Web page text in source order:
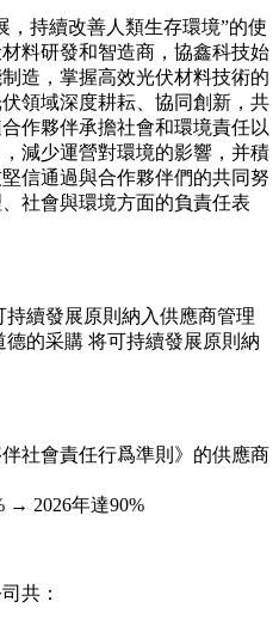
，持續改善人類生存環境”的使
料研發和智造商，協鑫科技始
造，掌握高效光伏材料技術的
領域深度耕耘、協同創新，共
作夥伴承擔社會和環境責任以
減少運營對環境的影響，并積
信通過與合作夥伴們的共同努
社會與環境方面的負責任表
持續發展原則納入供應商管理
德的采購 将可持續發展原則納
社會責任行爲準則》的供應商
→ 2026年達90%
共：